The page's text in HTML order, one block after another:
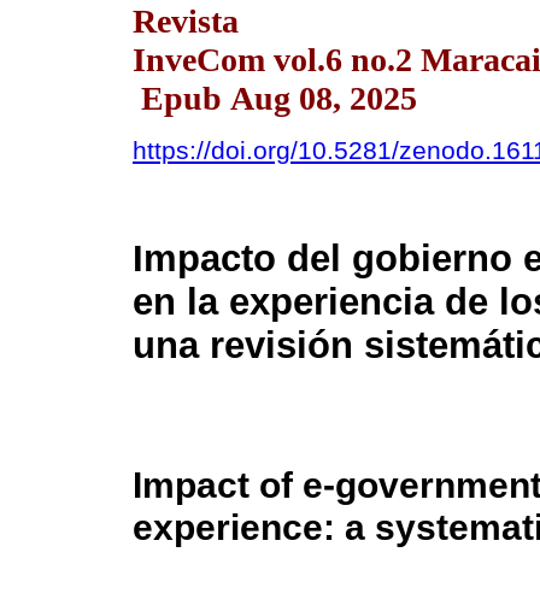
Revista
InveCom vol.6 no.2
Epub Aug 08, 2025
https://doi.org/10.5281/
Impacto del gobierno
en la experiencia de
una revisión
Impact of e-
experience: a